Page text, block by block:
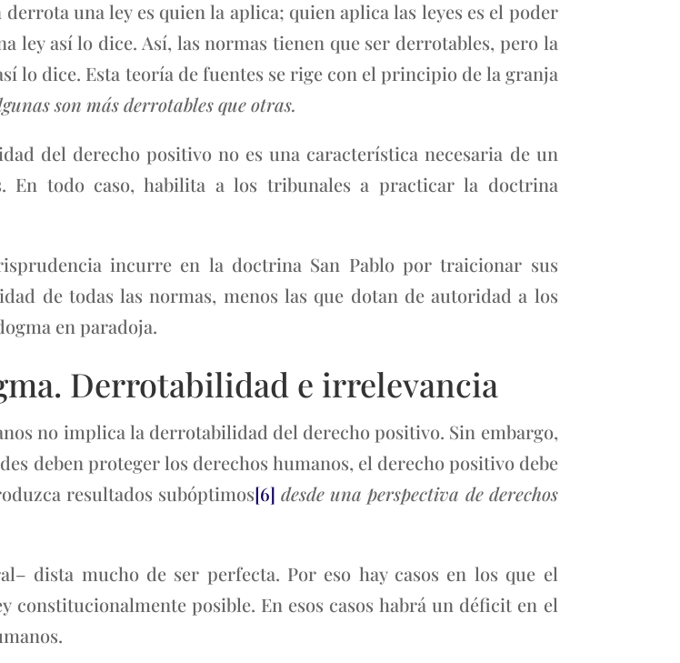
una ley es quien la aplica; quien aplica las leyes es el poder
así lo dice. Así, las normas tienen que ser derrotables, pero la
lo dice. Esta teoría de fuentes se rige con el principio de la granja
son más derrotables que otras.
del derecho positivo no es una característica necesaria de un
En todo caso, habilita a los tribunales a practicar la doctrina
incurre en la doctrina San Pablo por traicionar sus
de todas las normas, menos las que dotan de autoridad a los
en paradoja.
Derrotabilidad e irrelevancia
no implica la derrotabilidad del derecho positivo. Sin embargo,
deben proteger los derechos humanos, el derecho positivo debe
resultados subóptimos[6] desde una perspectiva de derechos
dista mucho de ser perfecta. Por eso hay casos en los que el
posible. En esos casos habrá un déficit en el